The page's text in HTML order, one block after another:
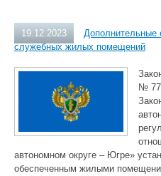
19.12.2023
Дополнительные
служебных жилых помещений
№
автономном округе – Югре»
обеспеченным жилыми